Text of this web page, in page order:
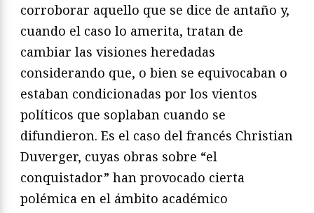
corroborar aquello que se dice de antaño y,
cuando el caso lo amerita, tratan de
cambiar las visiones heredadas
considerando que, o bien se equivocaban o
estaban condicionadas por los vientos
políticos que soplaban cuando se
difundieron. Es el caso del francés Christian
Duverger, cuyas obras sobre “el
conquistador” han provocado cierta
polémica en el ámbito académico